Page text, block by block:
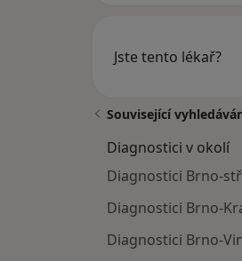
Jste tento lékař?
Související
Diagnostici v okolí
Diagnostici Brno-
Diagnostici Brno-
Diagnostici Brno-